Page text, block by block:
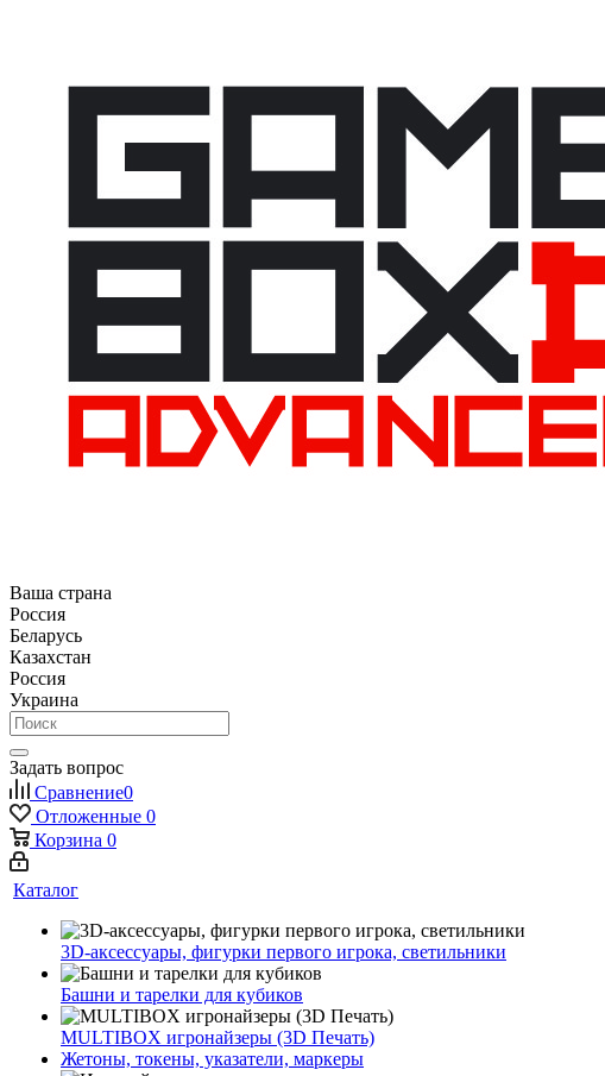
Ваша страна
Россия
Беларусь
Казахстан
Россия
Украина
Задать вопрос
Сравнение0
Отложенные 0
Корзина 0
Каталог
3D-аксессуары, фигурки первого игрока, светильники
Башни и тарелки для кубиков
MULTIBOX игронайзеры (3D Печать)
Жетоны, токены, указатели, маркеры